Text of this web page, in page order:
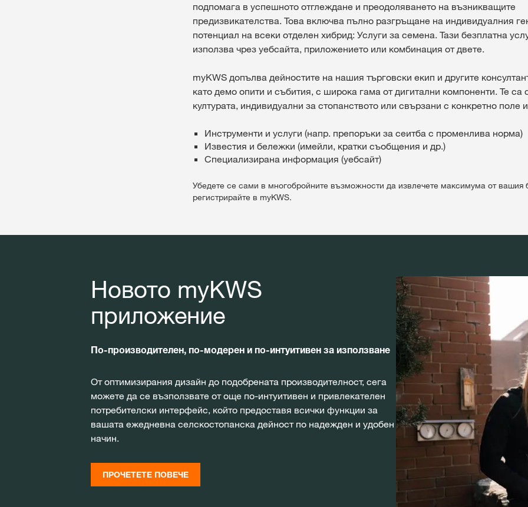
подпомага в успешното отглеждане и преодоляването на възникващите
предизвикателства. Това включва пълно разгръщане на индивидуалния
потенциал на всеки отделен хибрид: Услуги за семена. Тази безплатна
използва чрез уебсайта, приложението или комбинация от двете.
myKWS допълва дейностите на нашия търговски екип и другите
като демо опити и събития, с широка гама от дигитални компоненти. Те са
културата, индивидуални за стопанството или свързани с конкретно поле
Инструменти и услуги (напр. препоръки за сеитба с променлива норма)
Известия и бележки (имейли, кратки съобщения и др.)
Специализирана информация (уебсайт)
Убедете се сами в многобройните възможности да извлечете максимума от вашия
регистрирайте в myKWS.
Новото myKWS
приложение
По-производителен, по-модерен и по-интуитивен за използване
От оптимизирания дизайн до подобрената производителност, сега
можете да се възползвате от още по-интуитивен и привлекателен
потребителски интерфейс, който предоставя всички функции за
вашата ежедневна селскостопанска дейност по надежден и удобен
начин.
ПРОЧЕТЕТЕ ПОВЕЧЕ